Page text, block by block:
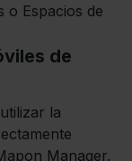
o Espacios de
de
la
Manager.